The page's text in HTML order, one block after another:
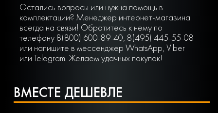
Остались вопросы или нужна помощь в
комплектации? Менеджер интернет-магазина
всегда на связи! Обратитесь к нему по
телефону 8(800) 600-89-40, 8(495) 445-55-08
или напишите в мессенджер WhatsApp, Viber
или Telegram. Желаем удачных покупок!
ВМЕСТЕ ДЕШЕВЛЕ